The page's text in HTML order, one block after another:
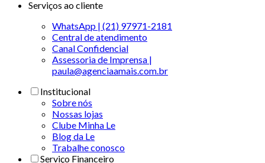
Serviços ao cliente
WhatsApp | (21) 97971-2181
Central de atendimento
Canal Confidencial
Assessoria de Imprensa |
paula@agenciaamais.com.br
Institucional
Sobre nós
Nossas lojas
Clube Minha Le
Blog da Le
Trabalhe conosco
Serviço Financeiro